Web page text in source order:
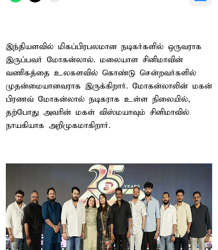
இந்தியளவில் மிகப்பிரபலமான நடிகர்களில் ஒருவராக
இருப்பவர் மோகன்லால். மலையாள சினிமாவின்
வணிகத்தை உலகளவில் கொண்டு சென்றவர்களில்
முதன்மையானவராக இருக்கிறார். மோகன்லாலின் மகன்
பிரணவ் மோகன்லால் நடிகராக உள்ள நிலையில்,
தற்போது அவரின் மகள் விஸ்மயாவும் சினிமாவில்
நாயகியாக அறிமுகமாகிறார்.